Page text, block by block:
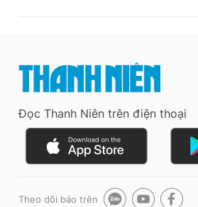
Đọc Thanh Niên trên điện thoại
Theo dõi báo trên